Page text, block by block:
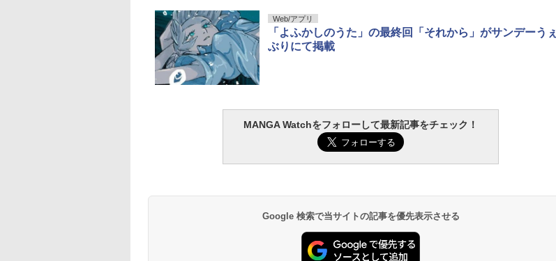
Web/アプリ
「よふかしのうた」の最終回「それから」がサンデーうぇ
ぶりにて掲載
MANGA Watchをフォローして最新記事をチェック！
Google 検索で当サイトの記事を優先表示させる